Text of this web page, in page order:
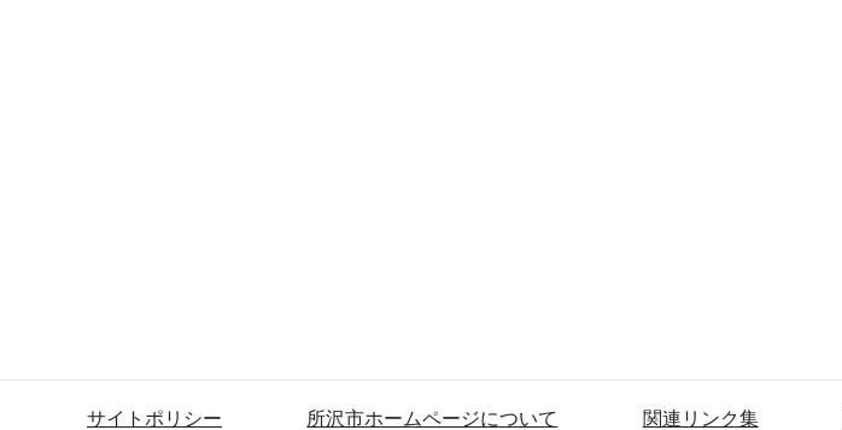
サイトポリシー 所沢市ホームページについて 関連リンク集